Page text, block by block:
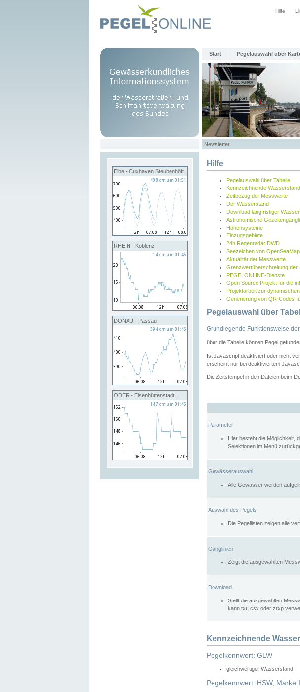
Hilfe
Start Pegelauswahl über
Newsletter
Elbe - Cuxhaven Steubenhöft
RHEIN - Koblenz
DONAU - Passau
ODER - Eisenhüttenstadt
Hilfe
Pegelauswahl über Tabelle
Kennzeichnende
Zeitbezug der Messwerte
Der Wasserstand
Download langfristiger
Astronomische
Höhensysteme
Einzugsgebiete
24h Regenradar DWD
Seezeichen von
Aktualität der Messwerte
Grenzwertüberschreitung der
PEGELONLINE-Dienste
Open Source Projekt für die
Projektarbeit zur
Generierung von QR-Codes
Pegelauswahl über
Grundlegende Funktionsweise
über die Tabelle können Pegel
Ist Javascript deaktiviert oder nicht
erscheint nur bei deaktiviertem
Die Zeitstempel in den Dateien beim
Parameter
Hier besteht die Möglichkeit,
Selektionen im Menü
Gewässerauswahl
Alle Gewässer werden
Auswahl des Pegels
Die Pegellisten zeigen alle
Ganglinien
Zeigt die ausgewählten
Download
Stellt die ausgewählten
kann txt, csv oder zrxp
Kennzeichnende
Pegelkennwert: GLW
gleichwertiger Wasserstand
Pegelkennwert: HSW, Marke